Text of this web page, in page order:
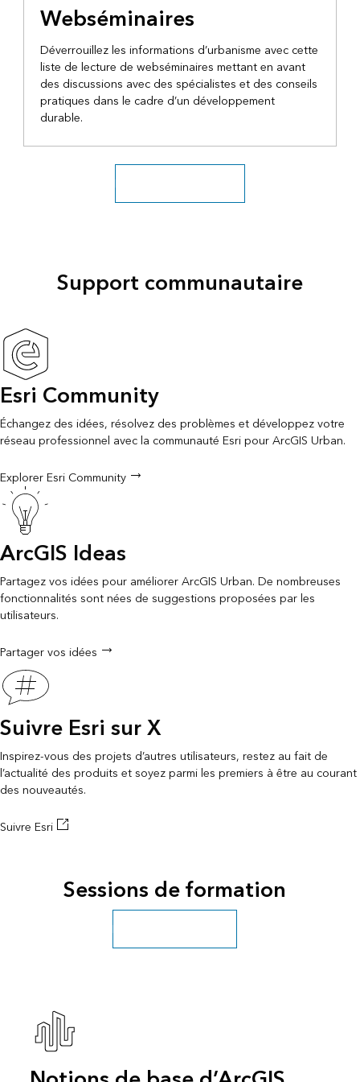
Webséminaires
Déverrouillez les informations d’urbanisme avec cette
liste de lecture de webséminaires mettant en avant
des discussions avec des spécialistes et des conseils
pratiques dans le cadre d’un développement
durable.
Découvrir plus de vidéos
Support communautaire
Esri Community
Échangez des idées, résolvez des problèmes et développez votre
réseau professionnel avec la communauté Esri pour ArcGIS Urban.
Explorer Esri Community
ArcGIS Ideas
Partagez vos idées pour améliorer ArcGIS Urban. De nombreuses
fonctionnalités sont nées de suggestions proposées par les
utilisateurs.
Partager vos idées
Suivre Esri sur X
Inspirez-vous des projets d’autres utilisateurs, restez au fait de
l’actualité des produits et soyez parmi les premiers à être au courant
des nouveautés.
Suivre Esri
Sessions de formation
Découvrir plus de cours